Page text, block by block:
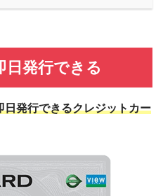
日発行できる
日発行できるクレジットカー